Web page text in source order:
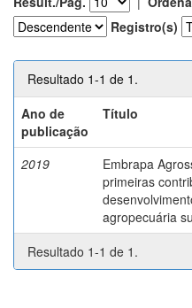
Registro(s)
Resultado 1-1 de 1.
Ano de
publicação
Título
2019
Embrapa
primeiras
agropecuária
Resultado 1-1 de 1.